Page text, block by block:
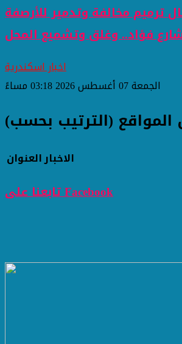
ترميم مخالفة وتدمير للأرصفة
فؤاد.. وغلق وتشميع المحل
اخبار اسكندرية
الجمعة 07 أغسطس 2026 03:18 مساءً
المواقع (الترتيب بحسب)
العنوانالاخبار
تابعنا على Facebook